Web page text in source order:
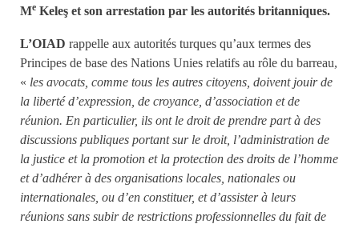
Me Keleş et son arrestation par les autorités britanniques.
L’OIAD rappelle aux autorités turques qu’aux termes des
Principes de base des Nations Unies relatifs au rôle du barreau,
« les avocats, comme tous les autres citoyens, doivent jouir de
la liberté d’expression, de croyance, d’association et de
réunion. En particulier, ils ont le droit de prendre part à des
discussions publiques portant sur le droit, l’administration de
la justice et la promotion et la protection des droits de l’homme
et d’adhérer à des organisations locales, nationales ou
internationales, ou d’en constituer, et d’assister à leurs
réunions sans subir de restrictions professionnelles du fait de